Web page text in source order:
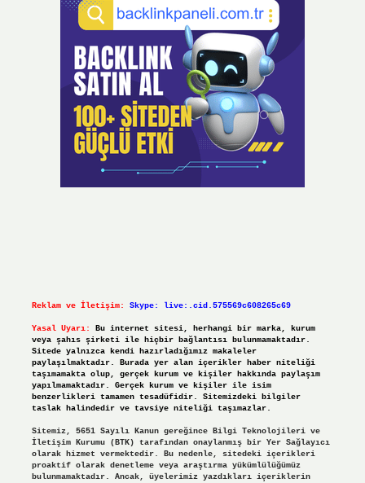
Reklam ve İletişim: Skype: live:.cid.575569c608265c69
Yasal Uyarı:
Bu internet sitesi, herhangi bir marka, kurum
veya şahıs şirketi ile hiçbir bağlantısı bulunmamaktadır.
Sitede yalnızca kendi hazırladığımız makaleler
paylaşılmaktadır. Burada yer alan içerikler haber niteliği
taşımamakta olup, gerçek kurum ve kişiler hakkında paylaşım
yapılmamaktadır. Gerçek kurum ve kişiler ile isim
benzerlikleri tamamen tesadüfidir. Sitemizdeki bilgiler
taslak halindedir ve tavsiye niteliği taşımazlar.
Sitemiz, 5651 Sayılı Kanun gereğince Bilgi Teknolojileri ve
İletişim Kurumu (BTK) tarafından onaylanmış bir Yer Sağlayıcı
olarak hizmet vermektedir. Bu nedenle, sitedeki içerikleri
proaktif olarak denetleme veya araştırma yükümlülüğümüz
bulunmamaktadır. Ancak, üyelerimiz yazdıkları içeriklerin